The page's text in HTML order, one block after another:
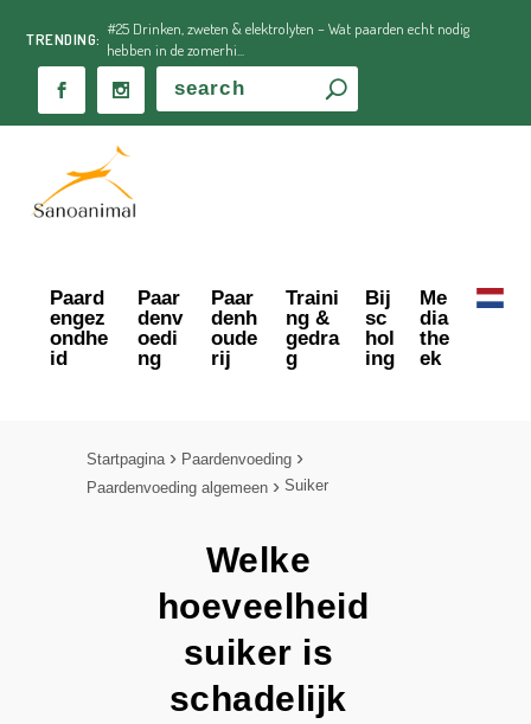
TRENDING:
#25 Drinken, zweten & elektrolyten – Wat paarden echt nodig
hebben in de zomerhi...
Paard
engez
ondhe
id
Paar
denv
oedi
ng
Paar
denh
oude
rij
Traini
ng &
gedra
g
Bij
sc
hol
ing
Me
dia
the
ek
Startpagina
Paardenvoeding
Paardenvoeding algemeen
Suiker
Welke
hoeveelheid
suiker is
schadelijk